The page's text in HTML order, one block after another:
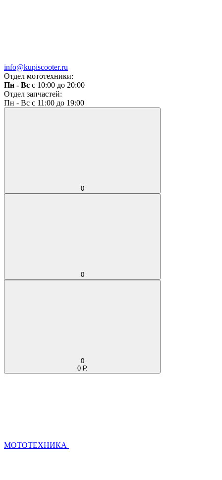
info@kupiscooter.ru
Отдел мототехники:
Пн - Вс с 10:00 до 20:00
Отдел запчастей:
Пн - Вс с 11:00 до 19:00
0
0
0
0 Р.
МОТОТЕХНИКА